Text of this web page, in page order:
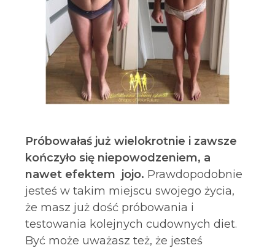
Próbowałaś już wielokrotnie i zawsze
kończyło się niepowodzeniem, a
nawet efektem jojo. Prawdopodobnie
jesteś w takim miejscu swojego życia,
że masz już dość próbowania i
testowania kolejnych cudownych diet.
Być może uważasz też, że jesteś